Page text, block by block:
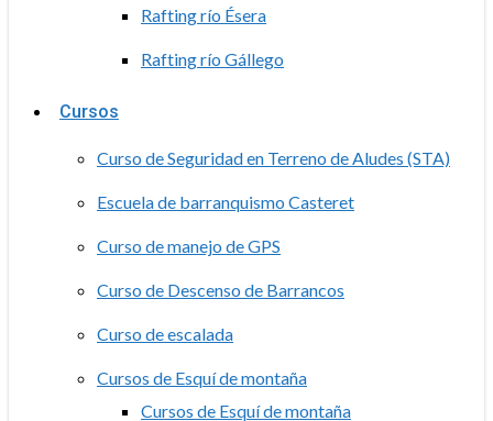
Rafting río Ésera
Rafting río Gállego
Cursos
Curso de Seguridad en Terreno de Aludes (STA)
Escuela de barranquismo Casteret
Curso de manejo de GPS
Curso de Descenso de Barrancos
Curso de escalada
Cursos de Esquí de montaña
Cursos de Esquí de montaña